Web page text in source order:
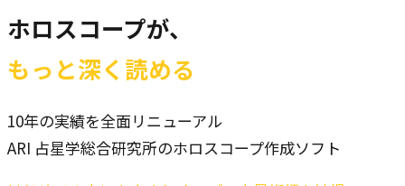
ホロスコープが、
もっと深く読める
10年の実績を全面リニューアル
ARI 占星学総合研究所のホロスコープ作成ソフト